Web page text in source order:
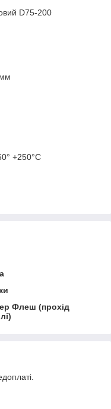
D75-200
+250°С
Флеш (прохід